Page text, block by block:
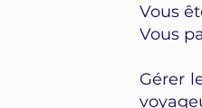
Vous
Vous
Gérer